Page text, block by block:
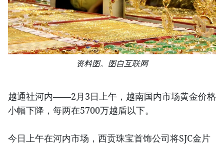
资料图。图自互联网
越通社河内——2月3日上午，越南国内市场黄金价格
小幅下降，每两在5700万越盾以下。
今日上午在河内市场，西贡珠宝首饰公司将SJC金片